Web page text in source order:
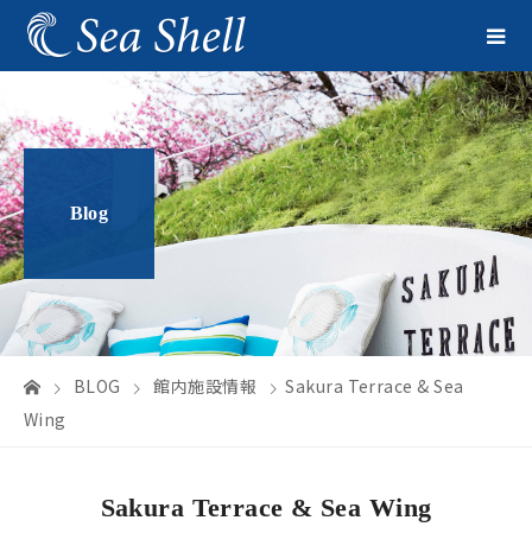
Blog
BLOG 館内施設情報
Sakura Terrace & Sea
Wing
Sakura Terrace & Sea Wing